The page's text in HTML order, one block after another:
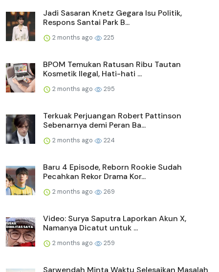
Jadi Sasaran Knetz Gegara Isu Politik,
Respons Santai Park B...
2 months ago 225
BPOM Temukan Ratusan Ribu Tautan
Kosmetik Ilegal, Hati-hati ...
2 months ago 295
Terkuak Perjuangan Robert Pattinson
Sebenarnya demi Peran Ba...
2 months ago 224
Baru 4 Episode, Reborn Rookie Sudah
Pecahkan Rekor Drama Kor...
2 months ago 269
Video: Surya Saputra Laporkan Akun X,
Namanya Dicatut untuk ...
2 months ago 259